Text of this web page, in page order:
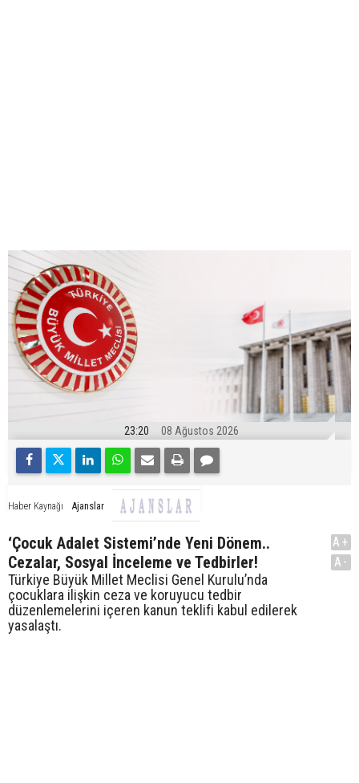
23:20 08 Ağustos 2026
Haber Kaynağı Ajanslar
‘Çocuk Adalet Sistemi’nde Yeni Dönem..
Cezalar, Sosyal İnceleme ve Tedbirler!
Türkiye Büyük Millet Meclisi Genel Kurulu’nda
çocuklara ilişkin ceza ve koruyucu tedbir
düzenlemelerini içeren kanun teklifi kabul edilerek
yasalaştı.
A+
A-